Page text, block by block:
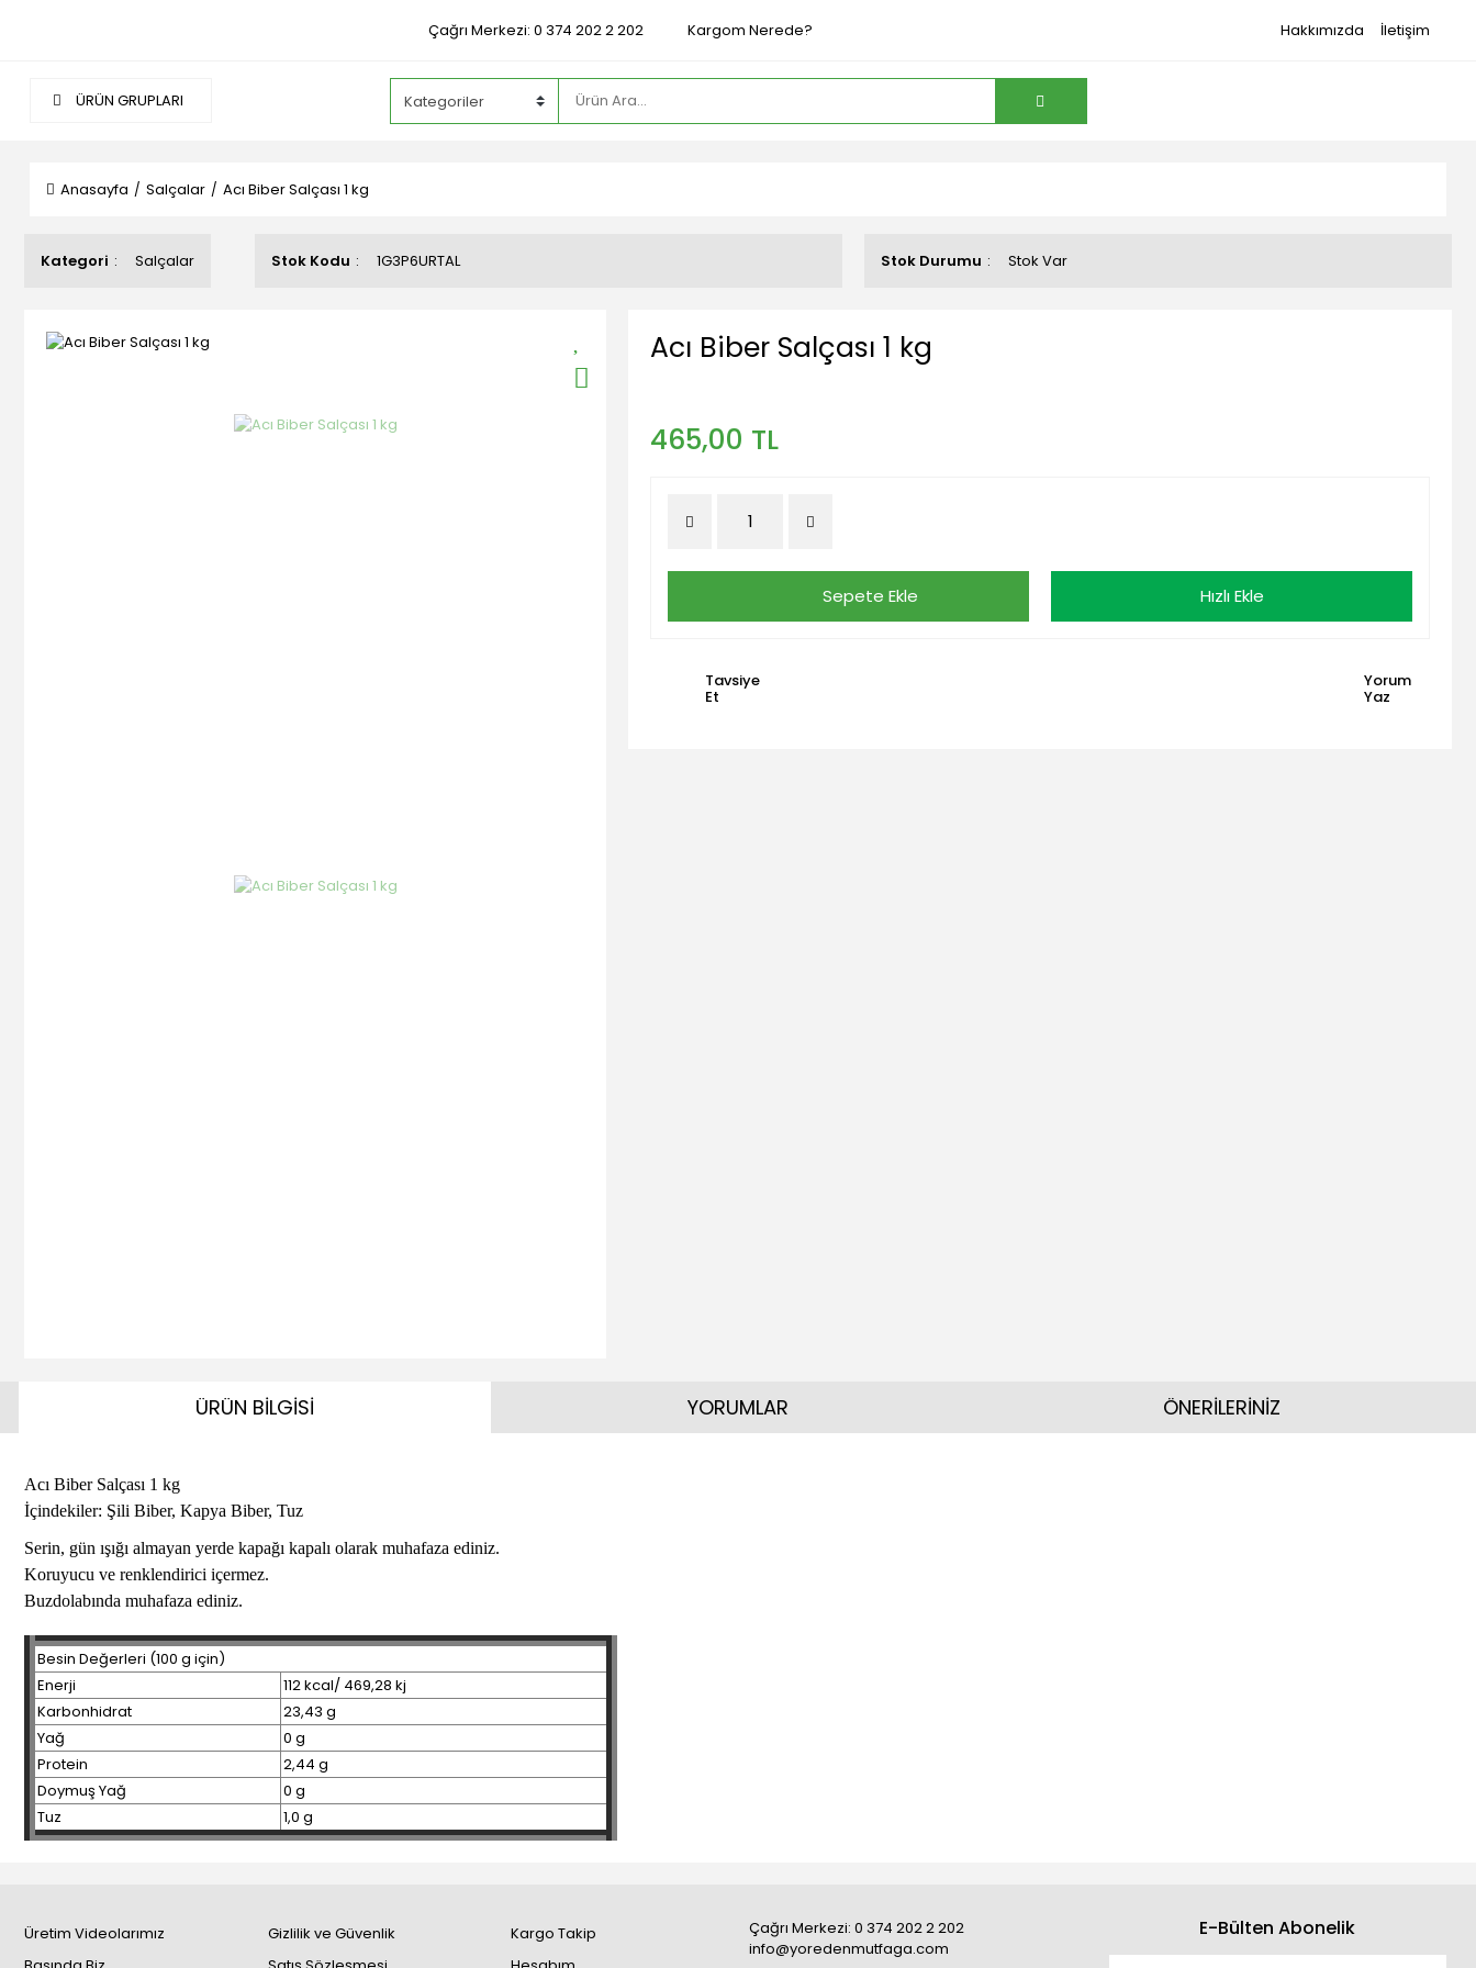
Çağrı Merkezi: 0 374 202 2 202 Kargom Nerede? Hakkımızda İletişim
ÜRÜN GRUPLARI
Anasayfa Salçalar Acı Biber Salçası 1 kg
Kategori Salçalar Stok Kodu 1G3P6URTAL Stok Durumu Stok Var
Acı Biber Salçası 1 kg
465,00 TL
Sepete Ekle Hızlı Ekle
Tavsiye
Et
Yorum
Yaz
ÜRÜN BİLGİSİ
Acı Biber Salçası 1 kg
İçindekiler: Şili Biber, Kapya Biber, Tuz
Serin, gün ışığı almayan yerde kapağı kapalı olarak muhafaza ediniz.
Koruyucu ve renklendirici içermez.
Buzdolabında muhafaza ediniz.
Besin Değerleri (100 g için)
Enerji
112 kcal/ 469,28 kj
Karbonhidrat
23,43 g
Yağ
0 g
Protein
2,44 g
Doymuş Yağ
0 g
Tuz
1,0 g
YORUMLAR ÖNERİLERİNİZ
Üretim Videolarımız
Gizlilik ve Güvenlik
Kargo Takip
Çağrı Merkezi: 0 374 202 2 202
info@yoredenmutfaga.com
E-Bülten Abonelik